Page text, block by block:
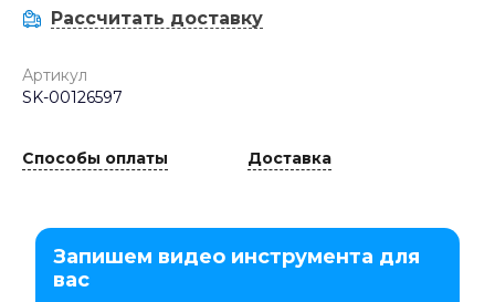
Рассчитать доставку
Артикул
SK-00126597
Способы оплаты Доставка
Запишем видео инструмента для
вас